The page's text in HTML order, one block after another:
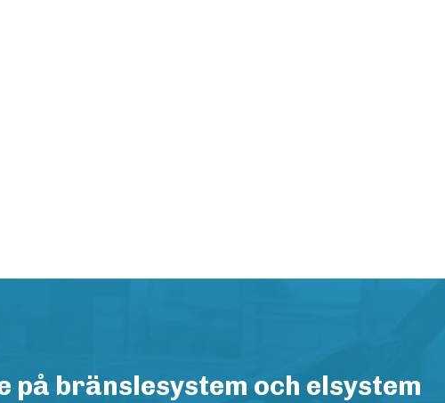
på bränslesystem och elsystem